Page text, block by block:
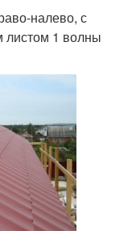
налево, с
1 волны